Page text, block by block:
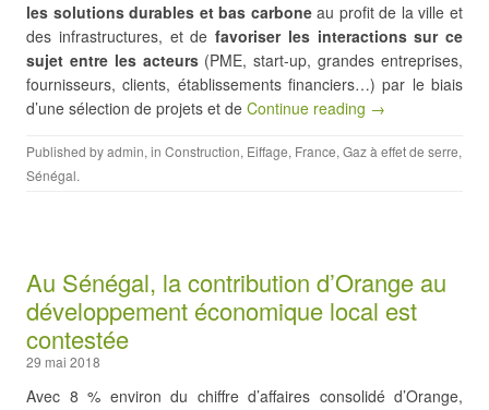
les solutions durables et bas carboneau profit de la ville et
des infrastructures, et de favoriser les interactions sur ce
sujet entre les acteurs (PME, start-up, grandes entreprises,
fournisseurs, clients, établissements financiers…) par le biais
d’une sélection de projets et de Continue reading →
Published byadmin, in Construction, Eiffage, France, Gaz à effet de serre,
Sénégal.
Au Sénégal, la contribution d’Orange au
développement économique local est
contestée
29 mai 2018
Avec 8 % environ du chiffre d’affaires consolidé d’Orange,